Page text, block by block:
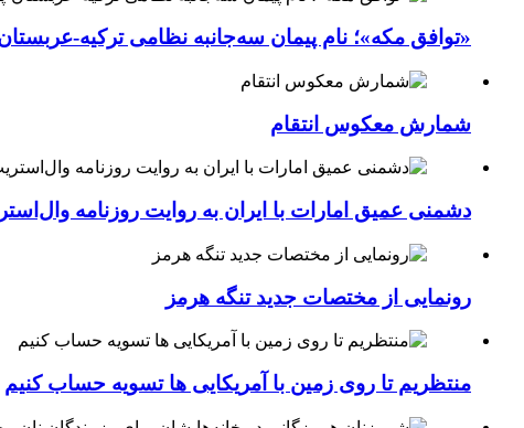
«توافق مکه»؛ نام پیمان سه‌جانبه نظامی ترکیه-
شمارش معکوس انتقام
دشمنی عمیق امارات با ایران به روایت روزنامه
رونمایی از مختصات جدید تنگه هرمز
منتظریم تا روی زمین با آمریکایی ها تسویه حساب کنیم